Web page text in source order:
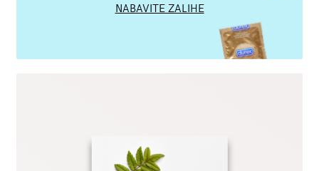
NABAVITE ZALIHE